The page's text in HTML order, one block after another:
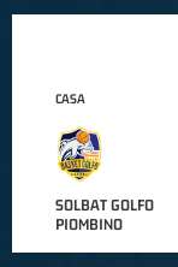
CASA
SOLBAT GOLFO
PIOMBINO